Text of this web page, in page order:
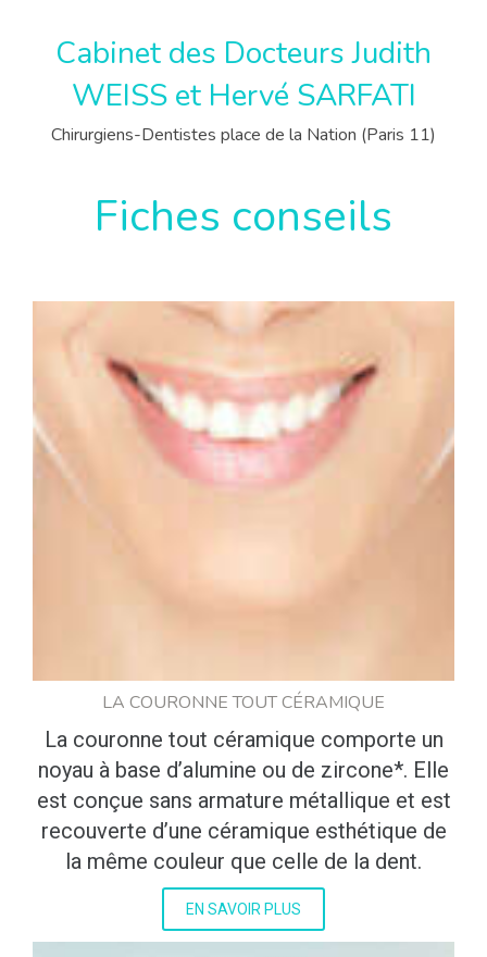
Cabinet des Docteurs Judith
WEISS et Hervé SARFATI
Chirurgiens-Dentistes place de la Nation (Paris 11)
Fiches conseils
LA COURONNE TOUT CÉRAMIQUE
La couronne tout céramique comporte un
noyau à base d’alumine ou de zircone*. Elle
est conçue sans armature métallique et est
recouverte d’une céramique esthétique de
la même couleur que celle de la dent.
EN SAVOIR PLUS